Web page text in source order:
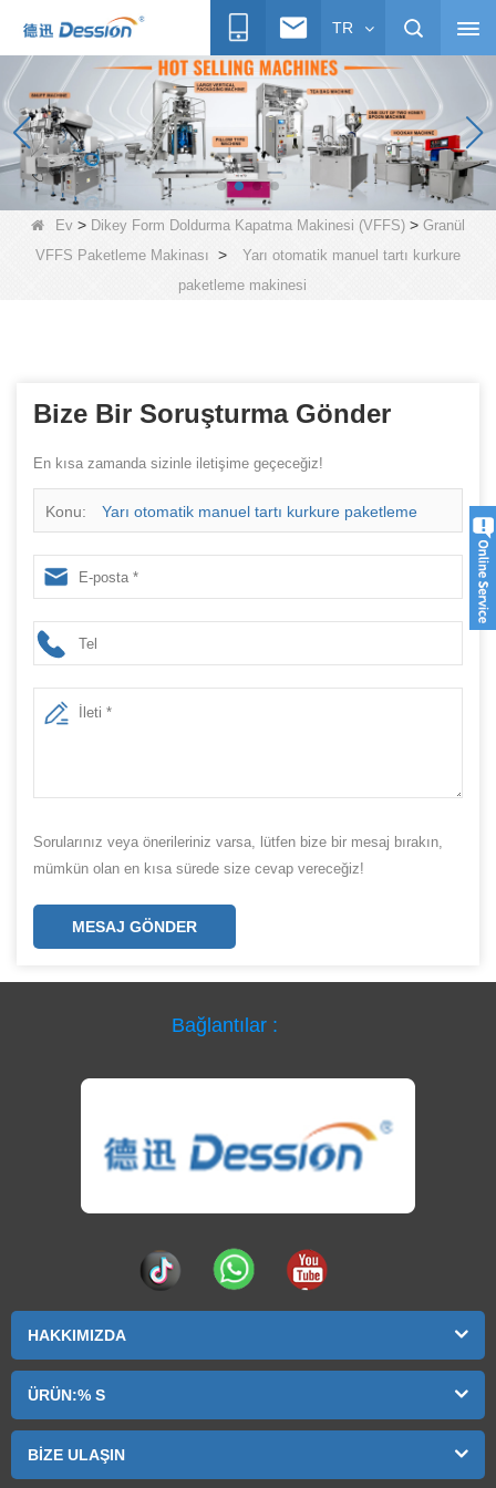
TR
Ev > Dikey Form Doldurma Kapatma Makinesi (VFFS) > Granül
VFFS Paketleme Makinası >
Yarı otomatik manuel tartı kurkure
paketleme makinesi
Bize Bir Soruşturma Gönder
En kısa zamanda sizinle iletişime geçeceğiz!
Konu: Yarı otomatik manuel tartı kurkure paketleme
makinesi
Sorularınız veya önerileriniz varsa, lütfen bize bir mesaj bırakın,
mümkün olan en kısa sürede size cevap vereceğiz!
MESAJ GÖNDER
Bağlantılar :
HAKKIMIZDA
ÜRÜN:% S
BIZE ULAŞIN